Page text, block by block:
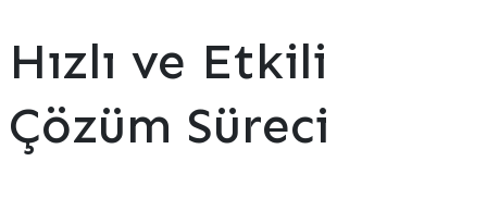
Hızlı ve Etkili
Çözüm Süreci